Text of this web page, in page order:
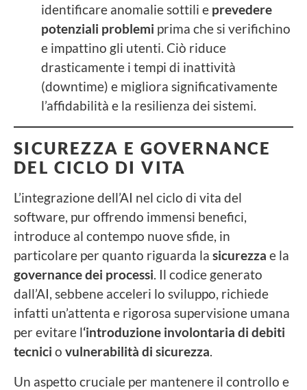
identificare anomalie sottili e prevedere
potenziali problemi prima che si verifichino
e impattino gli utenti. Ciò riduce
drasticamente i tempi di inattività
(downtime) e migliora significativamente
l’affidabilità e la resilienza dei sistemi.
SICUREZZA E GOVERNANCE
DEL CICLO DI VITA
L’integrazione dell’AI nel ciclo di vita del
software, pur offrendo immensi benefici,
introduce al contempo nuove sfide, in
particolare per quanto riguarda la sicurezza e la
governance dei processi. Il codice generato
dall’AI, sebbene acceleri lo sviluppo, richiede
infatti un’attenta e rigorosa supervisione umana
per evitare l‘introduzione involontaria di debiti
tecnici o vulnerabilità di sicurezza.
Un aspetto cruciale per mantenere il controllo e